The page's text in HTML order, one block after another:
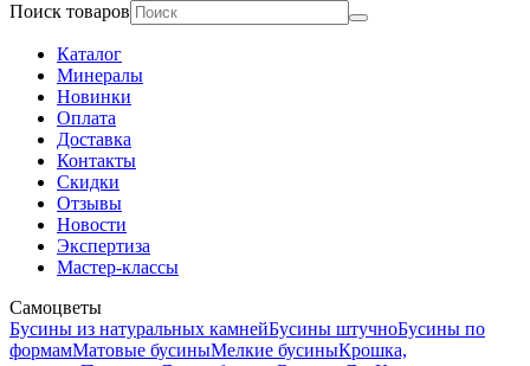
Поиск товаров
Каталог
Минералы
Новинки
Оплата
Доставка
Контакты
Скидки
Отзывы
Новости
Экспертиза
Мастер-классы
Самоцветы
Бусины из натуральных камнейБусины штучноБусины по
формамМатовые бусиныМелкие бусиныКрошка,